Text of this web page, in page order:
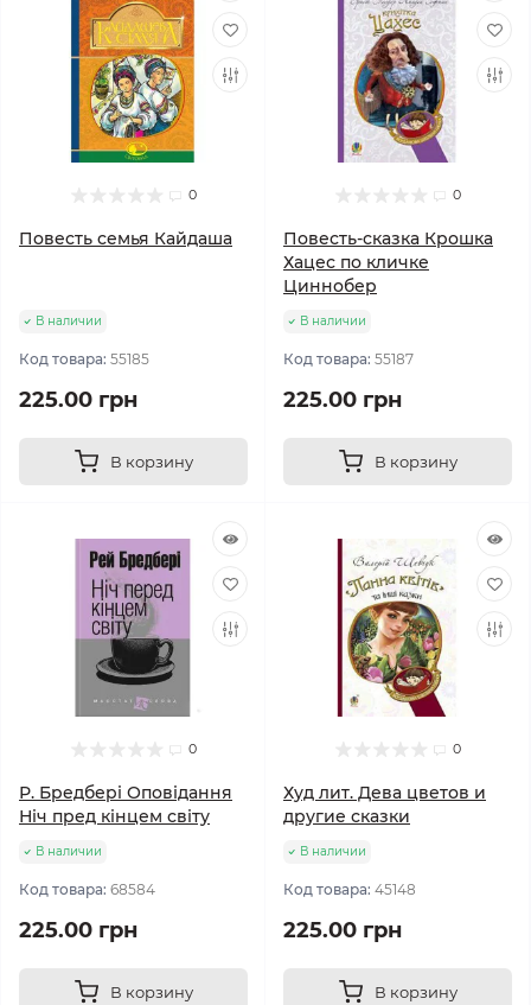
0
Повесть семья Кайдаша
В наличии
Код товара: 55185
225.00 грн
В корзину
0
Повесть-сказка Крошка
Хацес по кличке
Циннобер
В наличии
Код товара: 55187
225.00 грн
В корзину
0
Р. Бредбері Оповідання
Ніч пред кінцем світу
В наличии
Код товара: 68584
225.00 грн
В корзину
0
Худ лит. Дева цветов и
другие сказки
В наличии
Код товара: 45148
225.00 грн
В корзину